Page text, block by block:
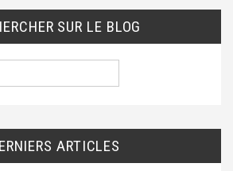
SUR LE BLOG
ARTICLES